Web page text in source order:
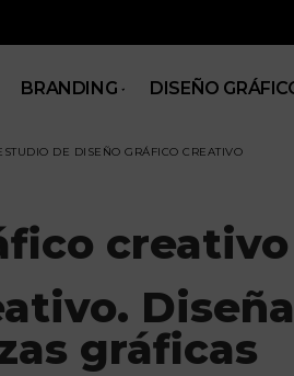
BRANDING DISEÑO
DE DISEÑO GRÁFICO CREATIVO
creativo
gráficas